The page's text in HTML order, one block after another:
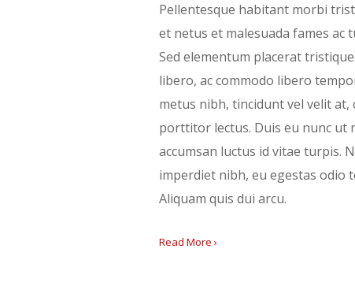
Pellentesque habitant morbi
et netus et malesuada fames ac
Sed elementum placerat
libero, ac commodo libero
metus nibh, tincidunt vel velit at,
porttitor lectus. Duis eu nunc ut
accumsan luctus id vitae turpis.
imperdiet nibh, eu egestas odio
Aliquam quis dui arcu.
Read More ›